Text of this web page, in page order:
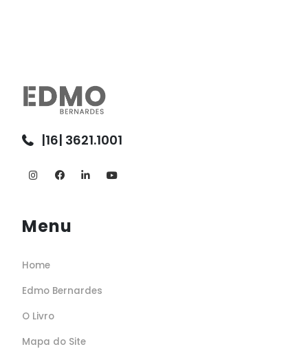
|16| 3621.1001
Menu
Home
Edmo Bernardes
O Livro
Mapa do Site